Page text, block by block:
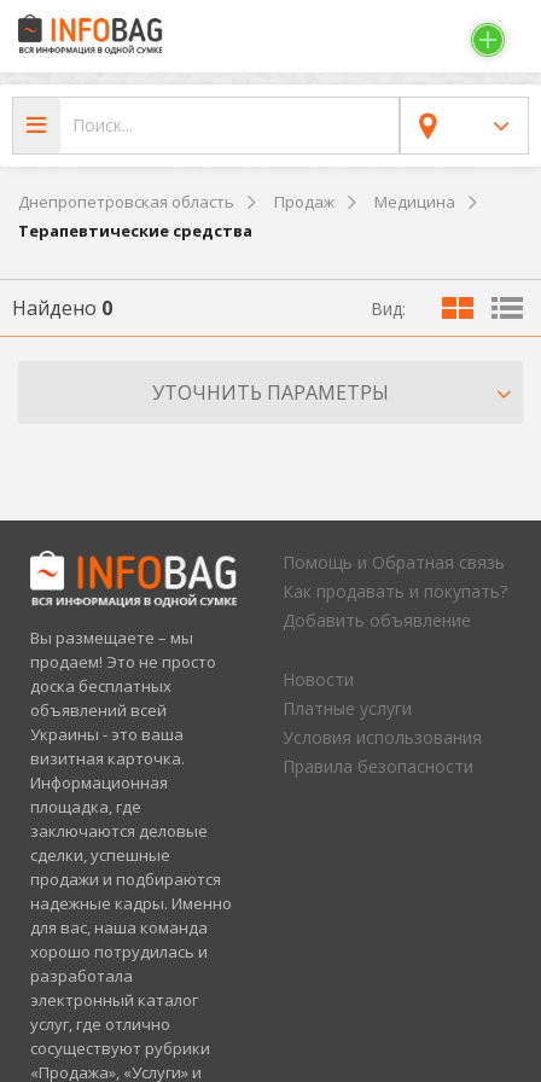
Днепропетровская область Продаж
Медицина
Терапевтические средства
Найдено 0 Вид:
УТОЧНИТЬ ПАРАМЕТРЫ
Вы размещаете – мы
продаем! Это не просто
доска бесплатных
объявлений всей
Украины - это ваша
визитная карточка.
Информационная
площадка, где
заключаются деловые
сделки, успешные
продажи и подбираются
надежные кадры. Именно
для вас, наша команда
хорошо потрудилась и
разработала
электронный каталог
услуг, где отлично
сосуществуют рубрики
«Продажа», «Услуги» и
Помощь и Обратная связь
Как продавать и покупать?
Добавить объявление
Новости
Платные услуги
Условия использования
Правила безопасности